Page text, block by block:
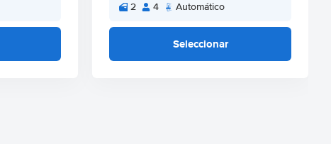
2 4 Automático
Seleccionar